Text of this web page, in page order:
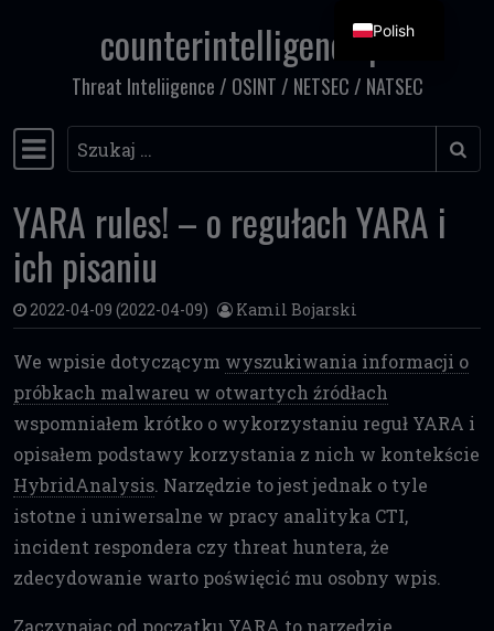
Przejdź do treścicounterintelligence.pl
Threat Inteliigence / OSINT / NETSEC / NATSEC
Główna nawigacja
Szukaj
YARA rules! – o regułach YARA i
ich pisaniu
2022-04-09 (2022-04-09) Kamil Bojarski
We wpisie dotyczącym wyszukiwania informacji o
próbkach malwareu w otwartych źródłach
wspomniałem krótko o wykorzystaniu reguł YARA i
opisałem podstawy korzystania z nich w kontekście
HybridAnalysis. Narzędzie to jest jednak o tyle
istotne i uniwersalne w pracy analityka CTI,
incident respondera czy threat huntera, że
zdecydowanie warto poświęcić mu osobny wpis.
Zaczynając od początku YARA to narzędzie
Polish